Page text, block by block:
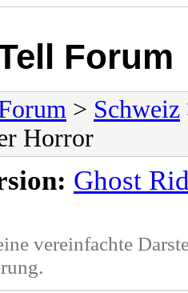
Forum
> Schweiz
Horror
Ghost
vereinfachte